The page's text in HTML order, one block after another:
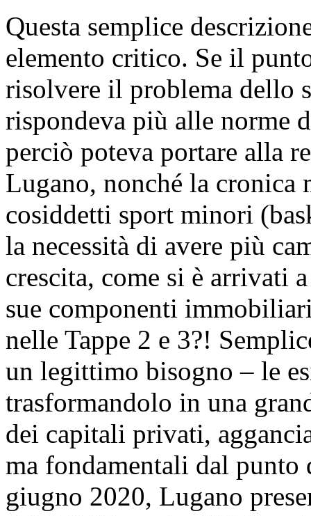
Questa semplice
elemento critico. Se il
risolvere il problema dello
rispondeva più alle norme
perciò poteva portare alla
Lugano, nonché la cronica
cosiddetti sport minori
la necessità di avere più
crescita, come si è arrivati
sue componenti
nelle Tappe 2 e 3?!
un legittimo bisogno – le
trasformandolo in una
dei capitali privati,
ma fondamentali dal
giugno 2020, Lugano